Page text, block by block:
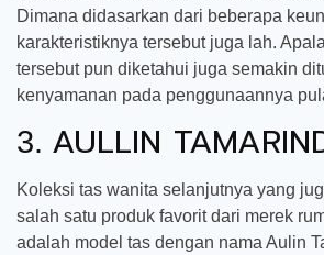
Dimana didasarkan dari beberapa
karakteristiknya tersebut juga lah.
tersebut pun diketahui juga semakin
kenyamanan pada penggunaannya
3. AULLIN
Koleksi tas wanita selanjutnya yang
salah satu produk favorit dari merek
adalah model tas dengan nama Aulin